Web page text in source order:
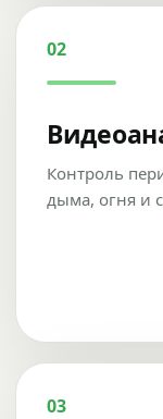
02
Контроль
дыма, огня и
03